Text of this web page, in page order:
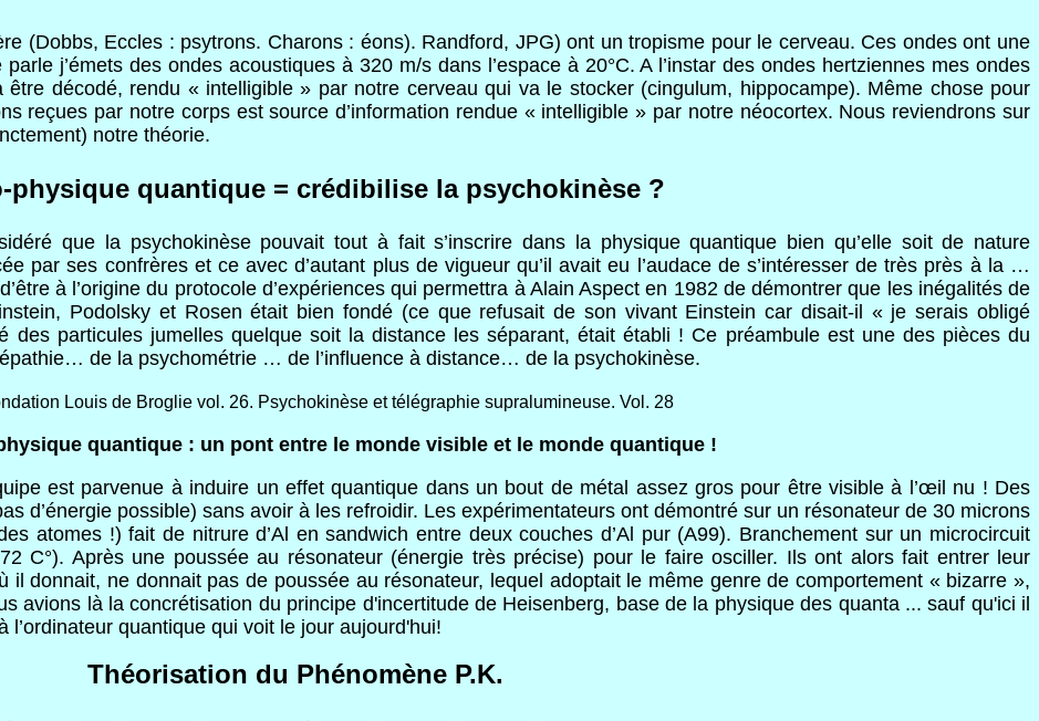
(Dobbs, Eccles : psytrons. Charons : éons). Randford, JPG) ont un tropisme pour le cerveau. Ces ondes ont une
j’émets des ondes acoustiques à 320 m/s dans l’espace à 20°C. A l’instar des ondes hertziennes mes ondes
décodé, rendu « intelligible » par notre cerveau qui va le stocker (cingulum, hippocampe). Même chose pour
reçues par notre corps est source d’information rendue « intelligible » par notre néocortex. Nous reviendrons sur
notre théorie.
physique quantique = crédibilise la psychokinèse ?
que la psychokinèse pouvait tout à fait s’inscrire dans la physique quantique bien qu’elle soit de nature
par ses confrères et ce avec d’autant plus de vigueur qu’il avait eu l’audace de s’intéresser de très près à la …
à l’origine du protocole d’expériences qui permettra à Alain Aspect en 1982 de démontrer que les inégalités de
Podolsky et Rosen était bien fondé (ce que refusait de son vivant Einstein car disait-il « je serais obligé
des particules jumelles quelque soit la distance les séparant, était établi ! Ce préambule est une des pièces du
de la psychométrie … de l’influence à distance… de la psychokinèse.
Louis de Broglie vol. 26. Psychokinèse et télégraphie supralumineuse. Vol. 28
quantique : un pont entre le monde visible et le monde quantique !
est parvenue à induire un effet quantique dans un bout de métal assez gros pour être visible à l’œil nu ! Des
d’énergie possible) sans avoir à les refroidir. Les expérimentateurs ont démontré sur un résonateur de 30 microns
atomes !) fait de nitrure d’Al en sandwich entre deux couches d’Al pur (A99). Branchement sur un microcircuit
C°). Après une poussée au résonateur (énergie très précise) pour le faire osciller. Ils ont alors fait entrer leur
il donnait, ne donnait pas de poussée au résonateur, lequel adoptait le même genre de comportement « bizarre »,
avions là la concrétisation du principe d'incertitude de Heisenberg, base de la physique des quanta ... sauf qu'ici il
quantique qui voit le jour aujourd'hui!
Théorisation du Phénomène P.K.